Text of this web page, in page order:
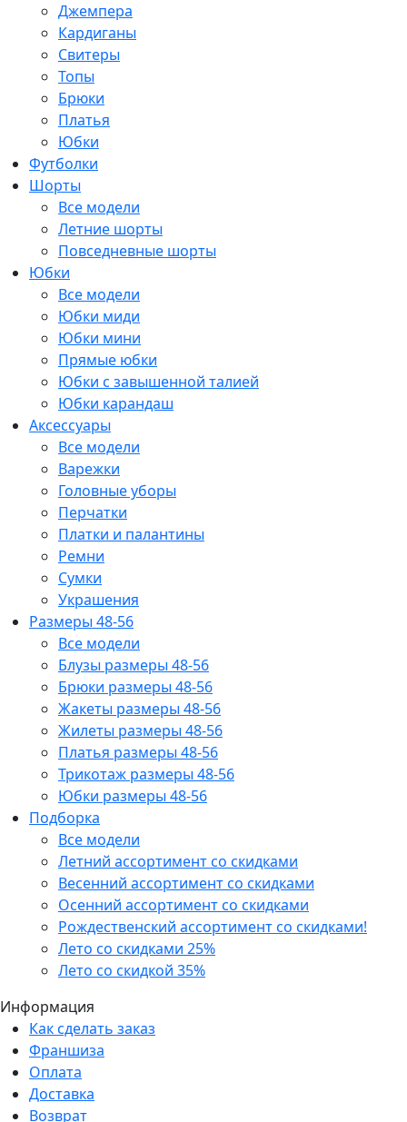
Джемпера
Кардиганы
Свитеры
Топы
Брюки
Платья
Юбки
Футболки
Шорты
Все модели
Летние шорты
Повседневные шорты
Юбки
Все модели
Юбки миди
Юбки мини
Прямые юбки
Юбки с завышенной талией
Юбки карандаш
Аксессуары
Все модели
Варежки
Головные уборы
Перчатки
Платки и палантины
Ремни
Сумки
Украшения
Размеры 48-56
Все модели
Блузы размеры 48-56
Брюки размеры 48-56
Жакеты размеры 48-56
Жилеты размеры 48-56
Платья размеры 48-56
Трикотаж размеры 48-56
Юбки размеры 48-56
Подборка
Все модели
Летний ассортимент со скидками
Весенний ассортимент со скидками
Осенний ассортимент со скидками
Рождественский ассортимент со скидками!
Лето со скидками 25%
Лето со скидкой 35%
Информация
Как сделать заказ
Франшиза
Оплата
Доставка
Возврат